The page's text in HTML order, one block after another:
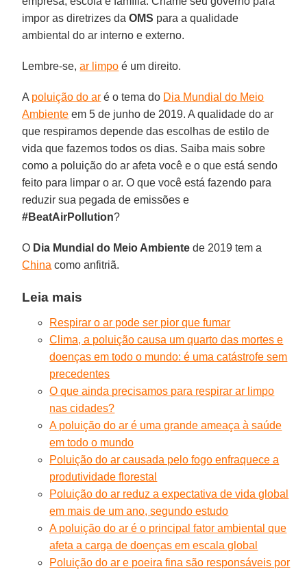
impor as diretrizes daOMS para a qualidade
ambiental do ar interno e externo.
Lembre-se,ar limpo é um direito.
A poluição do ar é o tema do Dia Mundial do Meio
Ambiente em 5 de junho de 2019. A qualidade do ar
que respiramos depende das escolhas de estilo de
vida que fazemos todos os dias. Saiba mais sobre
como a poluição do ar afeta você e o que está sendo
feito para limpar o ar. O que você está fazendo para
reduzir sua pegada de emissões e
#BeatAirPollution?
O Dia Mundial do Meio Ambiente de 2019 tem a
China como anfitriã.
Leia mais
Respirar o ar pode ser pior que fumar
Clima, a poluição causa um quarto das mortes e
doenças em todo o mundo: é uma catástrofe sem
precedentes
O que ainda precisamos para respirar ar limpo
nas cidades?
A poluição do ar é uma grande ameaça à saúde
em todo o mundo
Poluição do ar causada pelo fogo enfraquece a
produtividade florestal
Poluição do ar reduz a expectativa de vida global
em mais de um ano, segundo estudo
A poluição do ar é o principal fator ambiental que
afeta a carga de doenças em escala global
Poluição do ar e poeira fina são responsáveis por